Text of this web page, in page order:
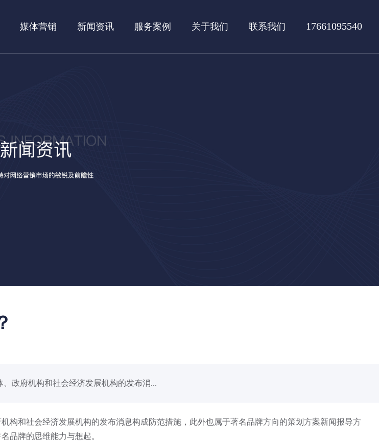
媒体营销 新闻资讯 服务案例 关于我们 联系我们 17661095540
政府机构和社会经济发展机构的发布消...
和社会经济发展机构的发布消息构成防范措施，此外也属于著名品牌方向的策划方案新闻报导方
品牌的思维能力与想起。